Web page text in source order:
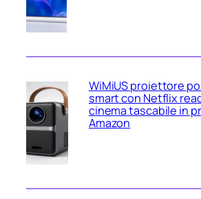
WiMiUS proiettore
smart con Netflix
cinema tascabile in
Amazon